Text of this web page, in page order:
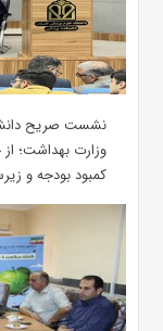
نشست صریح
وزارت بهداشت؛
کمبود بودجه و